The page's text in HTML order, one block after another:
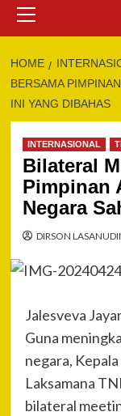
Menu
HOME
BERSAMA
INI YANG DIBAHAS
INTERNASIONAL
Bilateral
Pimpinan
Negara
DIRSON
Jalesveva
Guna
negara,
Laksamana
bilateral